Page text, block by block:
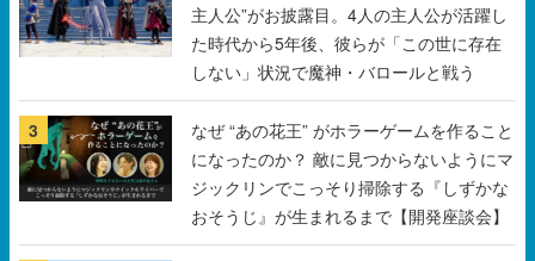
主人公”がお披露目。4人の主人公が活躍し
た時代から5年後、彼らが「この世に存在
しない」状況で魔神・バロールと戦う
3
なぜ “あの花王” がホラーゲームを作ること
になったのか？ 敵に見つからないようにマ
ジックリンでこっそり掃除する『しずかな
おそうじ』が生まれるまで【開発座談会】